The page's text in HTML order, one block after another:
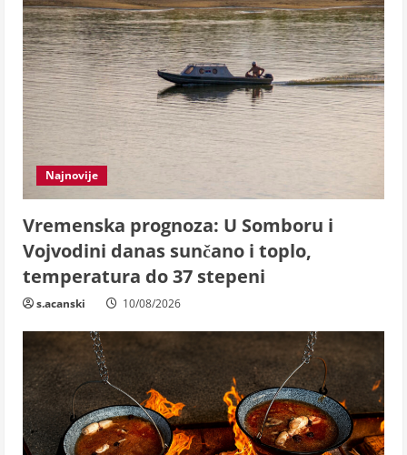
Najnovije
Vremenska prognoza: U Somboru i
Vojvodini danas sunčano i toplo,
temperatura do 37 stepeni
s.acanski 10/08/2026